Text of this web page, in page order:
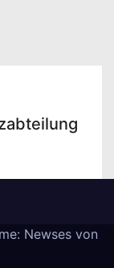
Newses von